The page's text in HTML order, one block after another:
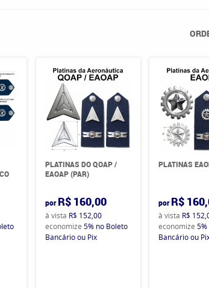
PLATINAS DO QOAP /
EAOAP (PAR)
por R$ 160,00
à vista R$ 152,00
economize 5% no Boleto
Bancário ou Pix
PLATINAS
por R$
à vista R$
economize5%
Bancário ou